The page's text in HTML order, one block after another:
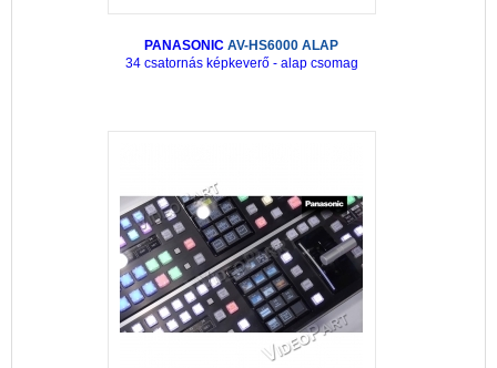
PANASONIC AV-HS6000 ALAP
34 csatornás képkeverő - alap csomag